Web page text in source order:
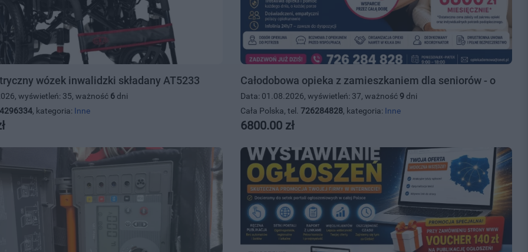
wózek inwalidzki składany AT5233
wyświetleń: 35, ważność 6dni
, kategoria: Inne
Całodobowa opieka z zamieszkaniem dla seniorów - o
Data: 01.08.2026, wyświetleń: 37, ważność 9dni
Cała Polska, tel. 726284828, kategoria: Inne
6800.00 zł